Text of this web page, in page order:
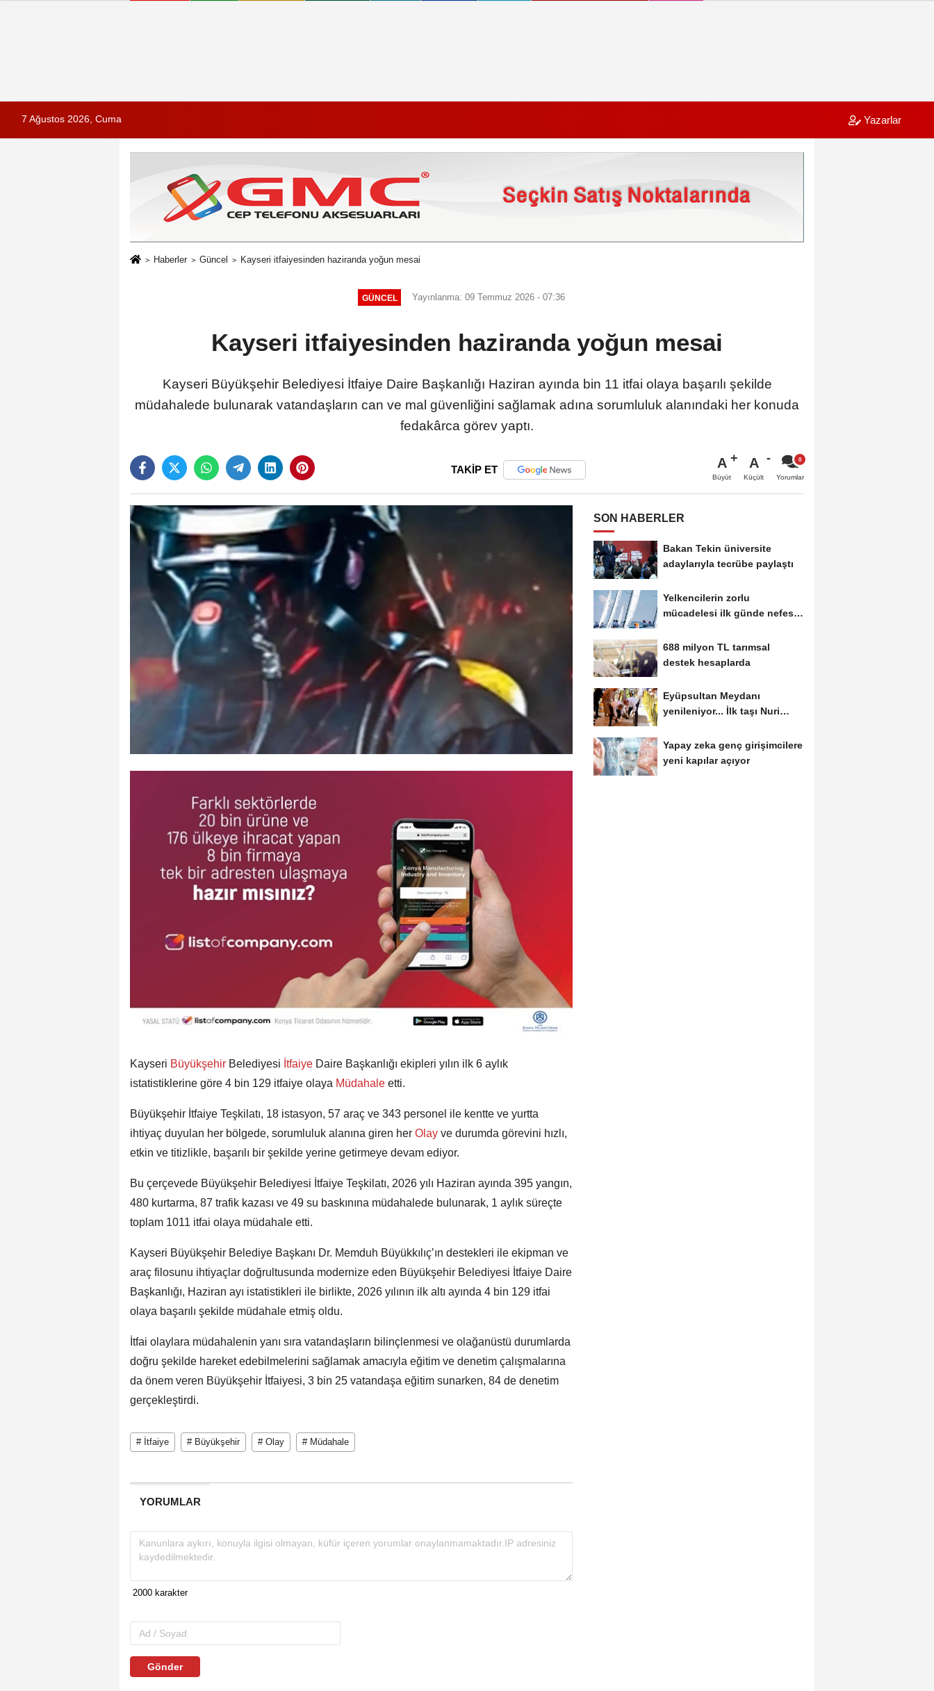
7 Ağustos 2026, Cuma Yazarlar
Haberler Güncel Kayseri itfaiyesinden haziranda yoğun mesai
GÜNCEL Yayınlanma: 09 Temmuz 2026 - 07:36
Kayseri itfaiyesinden haziranda yoğun mesai
Kayseri Büyükşehir Belediyesi İtfaiye Daire Başkanlığı Haziran ayında bin 11 itfai olaya başarılı şekilde
müdahalede bulunarak vatandaşların can ve mal güvenliğini sağlamak adına sorumluluk alanındaki her konuda
fedakârca görev yaptı.
TAKİP ET A
Büyüt
A
Küçült Yorumlar
Kayseri Büyükşehir Belediyesi İtfaiye Daire Başkanlığı ekipleri yılın ilk 6 aylık
istatistiklerine göre 4 bin 129 itfaiye olaya Müdahale etti.
Büyükşehir İtfaiye Teşkilatı, 18 istasyon, 57 araç ve 343 personel ile kentte ve yurtta
ihtiyaç duyulan her bölgede, sorumluluk alanına giren her Olay ve durumda görevini hızlı,
etkin ve titizlikle, başarılı bir şekilde yerine getirmeye devam ediyor.
Bu çerçevede Büyükşehir Belediyesi İtfaiye Teşkilatı, 2026 yılı Haziran ayında 395 yangın,
480 kurtarma, 87 trafik kazası ve 49 su baskınına müdahalede bulunarak, 1 aylık süreçte
toplam 1011 itfai olaya müdahale etti.
Kayseri Büyükşehir Belediye Başkanı Dr. Memduh Büyükkılıç’ın destekleri ile ekipman ve
araç filosunu ihtiyaçlar doğrultusunda modernize eden Büyükşehir Belediyesi İtfaiye Daire
Başkanlığı, Haziran ayı istatistikleri ile birlikte, 2026 yılının ilk altı ayında 4 bin 129 itfai
olaya başarılı şekilde müdahale etmiş oldu.
İtfai olaylara müdahalenin yanı sıra vatandaşların bilinçlenmesi ve olağanüstü durumlarda
doğru şekilde hareket edebilmelerini sağlamak amacıyla eğitim ve denetim çalışmalarına
da önem veren Büyükşehir İtfaiyesi, 3 bin 25 vatandaşa eğitim sunarken, 84 de denetim
gerçekleştirdi.
# İtfaiye # Büyükşehir # Olay # Müdahale
YORUMLAR
Gönder
SON HABERLER
Bakan Tekin üniversite
adaylarıyla tecrübe paylaştı
Yelkencilerin zorlu
mücadelesi ilk günde nefes
688 milyon TL tarımsal
destek hesaplarda
Eyüpsultan Meydanı
yenileniyor... İlk taşı Nuri
Yapay zeka genç girişimcilere
yeni kapılar açıyor